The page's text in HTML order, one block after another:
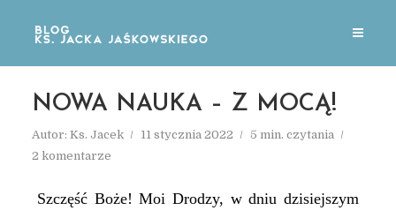
NOWA NAUKA – Z MOCĄ!
Autor: Ks. Jacek 11 stycznia 2022
5 min. czytania
2 komentarze
Szczęść Boże! Moi Drodzy, w dniu dzisiejszym